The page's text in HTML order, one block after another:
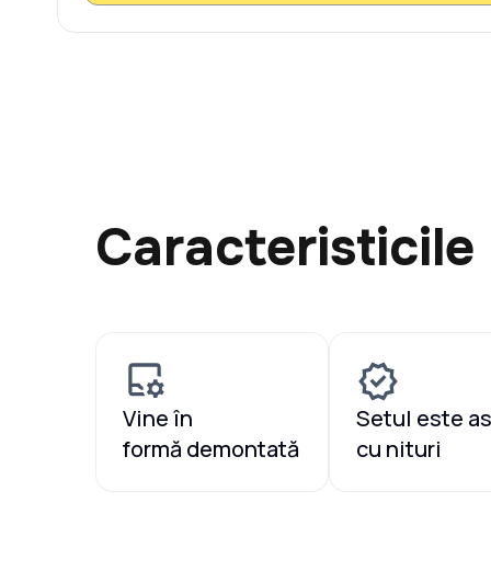
Vine în
formă demontată
Setul este
cu nituri